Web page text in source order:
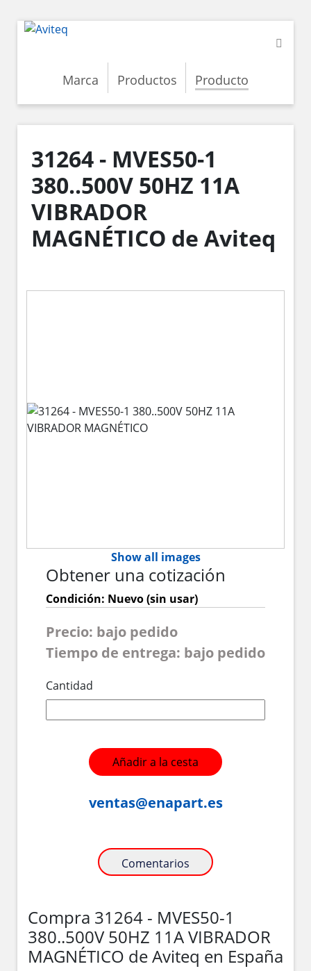
Marca Productos Producto
31264 - MVES50-1
380..500V 50HZ 11A
VIBRADOR
MAGNÉTICO de Aviteq
Show all images
Obtener una cotización
Condición: Nuevo (sin usar)
Precio: bajo pedido
Tiempo de entrega: bajo pedido
Cantidad
Añadir a la cesta
ventas@enapart.es
Comentarios
Compra 31264 - MVES50-1
380..500V 50HZ 11A VIBRADOR
MAGNÉTICO de Aviteq en España